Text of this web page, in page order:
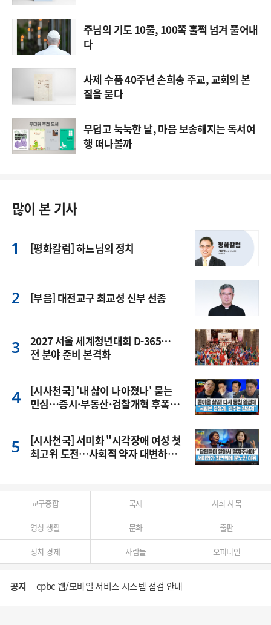
주님의 기도 10줄, 100쪽 훌쩍 넘겨 풀어내
다
사제 수품 40주년 손희송 주교, 교회의 본
질을 묻다
무덥고 눅눅한 날, 마음 보송해지는 독서여
행 떠나볼까
많이 본 기사
[평화칼럼] 하느님의 정치
[부음] 대전교구 최교성 신부 선종
2027 서울 세계청년대회 D-365…
전 분야 준비 본격화
[시사천국] '내 삶이 나아졌나' 묻는
민심…증시·부동산·검찰개혁 후폭
[시사천국] 서미화 "시각장애 여성 첫
최고위 도전…사회적 약자 대변하겠
교구종합 국제 사회 사목
영성 생활 문화 출판
정치 경제 사람들 오피니언
공지 cpbc 웹/모바일 서비스 시스템 점검 안내